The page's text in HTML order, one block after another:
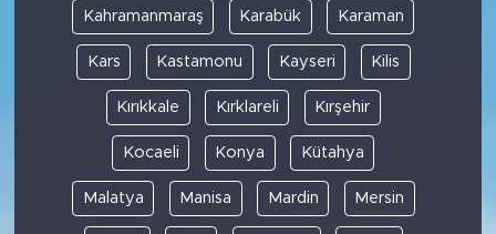
Kahramanmaraş Karabük Karaman
Kars Kastamonu Kayseri Kilis
Kırıkkale Kırklareli Kırşehir
Kocaeli Konya Kütahya
Malatya Manisa Mardin Mersin